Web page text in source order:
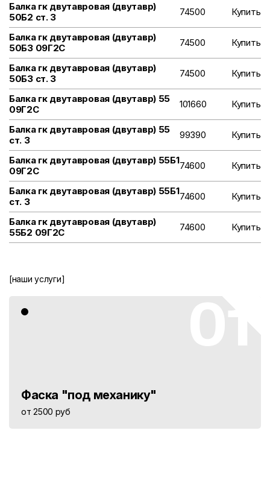
Балка гк двутавровая (двутавр)
50Б2 ст. 3
74500 Купить
Балка гк двутавровая (двутавр)
50Б3 09Г2С
74500 Купить
Балка гк двутавровая (двутавр)
50Б3 ст. 3
74500 Купить
Балка гк двутавровая (двутавр) 55
09Г2С
101660 Купить
Балка гк двутавровая (двутавр) 55
ст. 3
99390 Купить
Балка гк двутавровая (двутавр) 55Б1
09Г2С
74600 Купить
Балка гк двутавровая (двутавр) 55Б1
ст. 3
74600 Купить
Балка гк двутавровая (двутавр)
55Б2 09Г2С
74600 Купить
[наши услуги]
Фаска "под механику"
от 2500 руб